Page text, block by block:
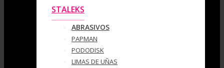
STALEKS
ABRASIVOS
PAPMAN
PODODISK
LIMAS DE UÑAS